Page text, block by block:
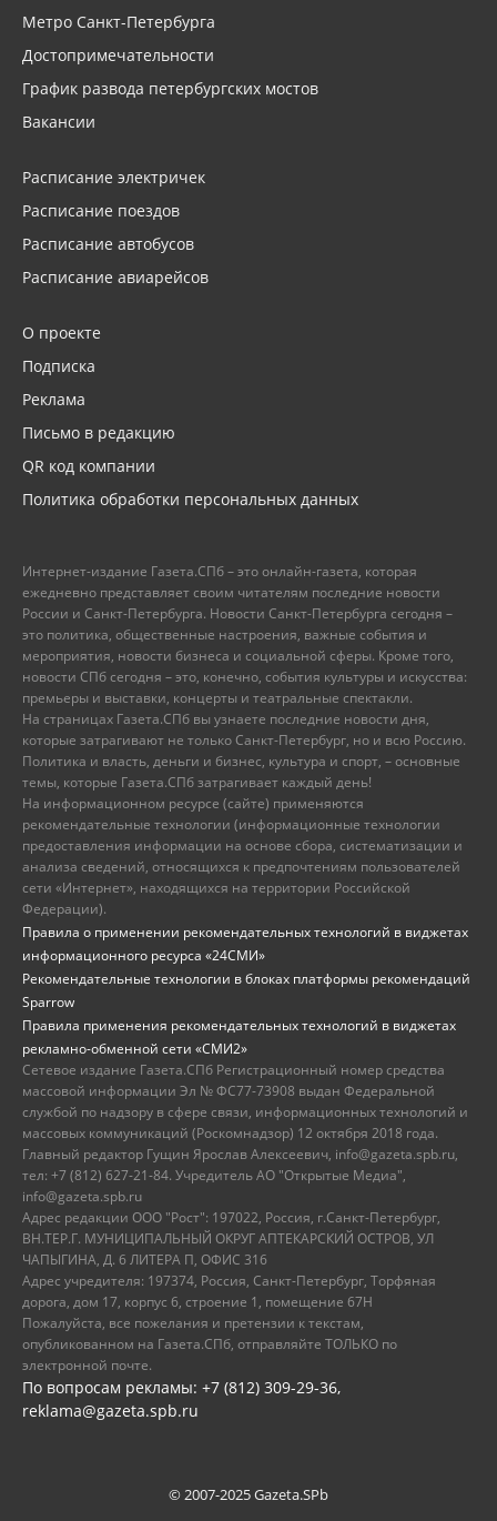
Метро Санкт-Петербурга
Достопримечательности
График развода петербургских мостов
Вакансии
Расписание электричек
Расписание поездов
Расписание автобусов
Расписание авиарейсов
О проекте
Подписка
Реклама
Письмо в редакцию
QR код компании
Политика обработки персональных данных
Интернет-издание Газета.СПб – это онлайн-газета, которая
ежедневно представляет своим читателям последние новости
России и Санкт-Петербурга. Новости Санкт-Петербурга сегодня –
это политика, общественные настроения, важные события и
мероприятия, новости бизнеса и социальной сферы. Кроме того,
новости СПб сегодня – это, конечно, события культуры и искусства:
премьеры и выставки, концерты и театральные спектакли.
На страницах Газета.СПб вы узнаете последние новости дня,
которые затрагивают не только Санкт-Петербург, но и всю Россию.
Политика и власть, деньги и бизнес, культура и спорт, – основные
темы, которые Газета.СПб затрагивает каждый день!
На информационном ресурсе (сайте) применяются
рекомендательные технологии (информационные технологии
предоставления информации на основе сбора, систематизации и
анализа сведений, относящихся к предпочтениям пользователей
сети «Интернет», находящихся на территории Российской
Федерации).
Правила о применении рекомендательных технологий в виджетах
информационного ресурса «24СМИ»
Рекомендательные технологии в блоках платформы рекомендаций
Sparrow
Правила применения рекомендательных технологий в виджетах
рекламно-обменной сети «СМИ2»
Сетевое издание Газета.СПб Регистрационный номер средства
массовой информации Эл № ФС77-73908 выдан Федеральной
службой по надзору в сфере связи, информационных технологий и
массовых коммуникаций (Роскомнадзор) 12 октября 2018 года.
Главный редактор Гущин Ярослав Алексеевич, info@gazeta.spb.ru,
тел: +7 (812) 627-21-84. Учредитель АО "Открытые Медиа",
info@gazeta.spb.ru
Адрес редакции ООО "Рост": 197022, Россия, г.Санкт-Петербург,
ВН.ТЕР.Г. МУНИЦИПАЛЬНЫЙ ОКРУГ АПТЕКАРСКИЙ ОСТРОВ, УЛ
ЧАПЫГИНА, Д. 6 ЛИТЕРА П, ОФИС 316
Адрес учредителя: 197374, Россия, Санкт-Петербург, Торфяная
дорога, дом 17, корпус 6, строение 1, помещение 67Н
Пожалуйста, все пожелания и претензии к текстам,
опубликованном на Газета.СПб, отправляйте ТОЛЬКО по
электронной почте.
По вопросам рекламы: +7 (812) 309-29-36,
reklama@gazeta.spb.ru
© 2007-2025 Gazeta.SPb